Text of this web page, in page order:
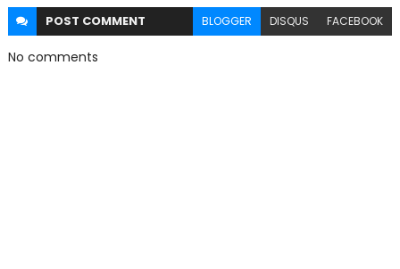
POST COMMENT BLOGGER DISQUS FACEBOOK
No comments